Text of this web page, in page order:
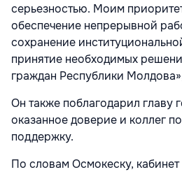
серьезностью. Моим
обеспечение непрерывной
сохранение
принятие необходимых
граждан Республики
Он также поблагодарил главу
оказанное доверие и коллег
поддержку.
По словам Осмокеску,